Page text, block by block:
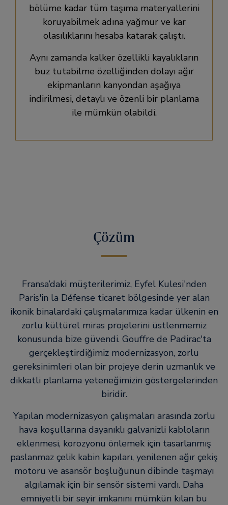
bölüme kadar tüm taşıma materyallerini
koruyabilmek adına yağmur ve kar
olasılıklarını hesaba katarak çalıştı.
Aynı zamanda kalker özellikli kayalıkların
buz tutabilme özelliğinden dolayı ağır
ekipmanların kanyondan aşağıya
indirilmesi, detaylı ve özenli bir planlama
ile mümkün olabildi.
Çözüm
Fransa’daki müşterilerimiz, Eyfel Kulesi'nden
Paris'in la Défense ticaret bölgesinde yer alan
ikonik binalardaki çalışmalarımıza kadar ülkenin en
zorlu kültürel miras projelerini üstlenmemiz
konusunda bize güvendi. Gouffre de Padirac'ta
gerçekleştirdiğimiz modernizasyon, zorlu
gereksinimleri olan bir projeye derin uzmanlık ve
dikkatli planlama yeteneğimizin göstergelerinden
biridir.
Yapılan modernizasyon çalışmaları arasında zorlu
hava koşullarına dayanıklı galvanizli kabloların
eklenmesi, korozyonu önlemek için tasarlanmış
paslanmaz çelik kabin kapıları, yenilenen ağır çekiş
motoru ve asansör boşluğunun dibinde taşmayı
algılamak için bir sensör sistemi vardı. Daha
emniyetli bir seyir imkanını mümkün kılan bu